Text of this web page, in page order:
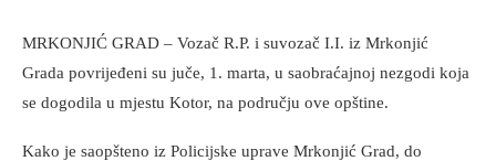
MRKONJIĆ GRAD – Vozač R.P. i suvozač I.I. iz Mrkonjić
Grada povrijeđeni su juče, 1. marta, u saobraćajnoj nezgodi koja
se dogodila u mjestu Kotor, na području ove opštine.
Kako je saopšteno iz Policijske uprave Mrkonjić Grad, do